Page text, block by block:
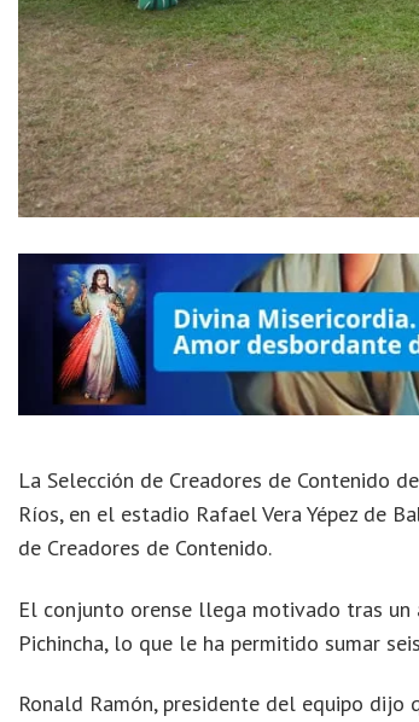
La Selección de Creadores de Contenido
Ríos, en el estadio Rafael Vera Yépez de
de Creadores de Contenido.
El conjunto orense llega motivado tras un
Pichincha, lo que le ha permitido sumar
Ronald Ramón, presidente del equipo